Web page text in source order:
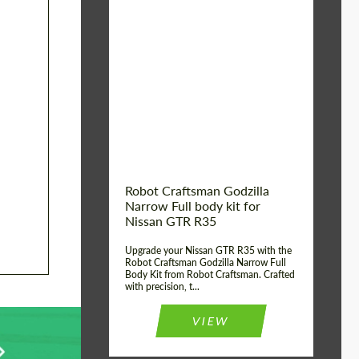
Robot Craftsman Godzilla
Narrow Full body kit for
Nissan GTR R35
Upgrade your Nissan GTR R35 with the
Robot Craftsman Godzilla Narrow Full
Body Kit from Robot Craftsman. Crafted
with precision, t...
VIEW